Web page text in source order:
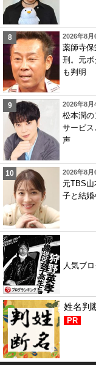
2026年8
薬師寺
刑。元
も判明
2026年8
松本潤
サービ
声
2026年8
元TBS
子と結
人気ブ
姓名判
PR